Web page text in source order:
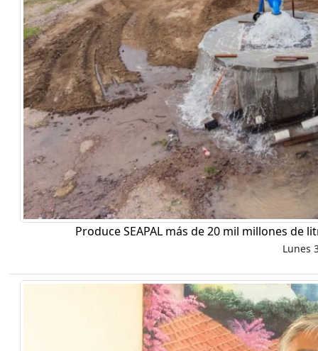
Produce SEAPAL más de 20 mil millones
Lunes